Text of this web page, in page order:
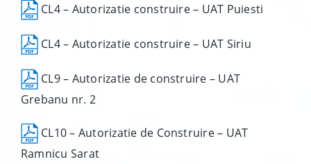
CL4 – Autorizatie construire – UAT Puiesti
CL4 – Autorizatie construire – UAT Siriu
CL9 – Autorizatie de construire – UAT
Grebanu nr. 2
CL10 – Autorizatie de Construire – UAT
Ramnicu Sarat